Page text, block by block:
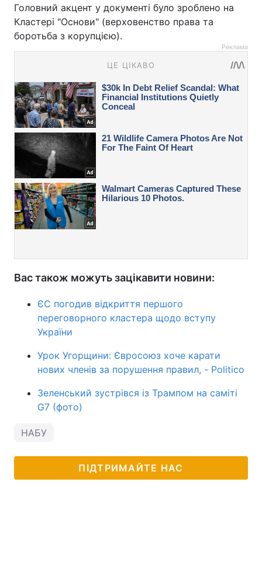
Головний акцент у документі було зроблено на
Кластері "Основи" (верховенство права та
боротьба з корупцією).
Реклама
Вас також можуть зацікавити новини:
ЄС погодив відкриття першого
переговорного кластера щодо вступу
України
Урок Угорщини: Євросоюз хоче карати
нових членів за порушення правил, - Politico
Зеленський зустрівся із Трампом на саміті
G7 (фото)
НАБУ
ПІДТРИМАЙТЕ НАС